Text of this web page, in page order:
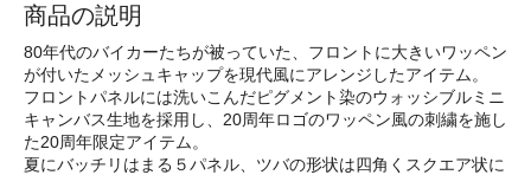
商品の説明
80年代のバイカーたちが被っていた、フロントに大きいワッペン
が付いたメッシュキャップを現代風にアレンジしたアイテム。
フロントパネルには洗いこんだピグメント染のウォッシブルミニ
キャンバス生地を採用し、20周年ロゴのワッペン風の刺繍を施し
た20周年限定アイテム。
夏にバッチリはまる５パネル、ツバの形状は四角くスクエア状に